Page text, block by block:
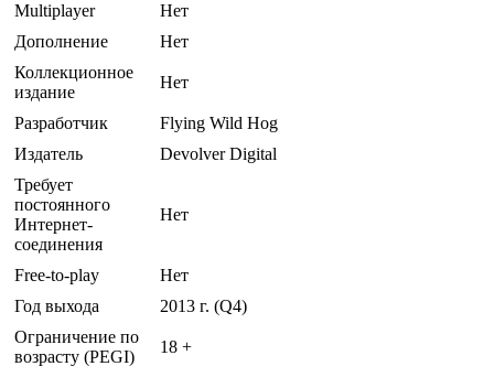
Multiplayer
Нет
Дополнение
Нет
Коллекционное
издание
Нет
Разработчик
Flying Wild Hog
Издатель
Devolver Digital
Требует
постоянного
Интернет-
соединения
Нет
Free-to-play
Нет
Год выхода
2013 г. (Q4)
Ограничение по
возрасту (PEGI)
18 +